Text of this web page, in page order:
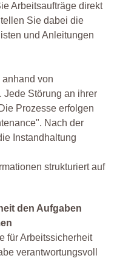
Arbeitsaufträge direkt
Sie dabei die
und Anleitungen
von
Jede Störung an ihrer
Prozesse erfolgen
Nach der
Instandhaltung
strukturiert auf
den Aufgaben
für Arbeitssicherheit
verantwortungsvoll